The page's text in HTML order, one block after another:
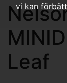
Leaf
vi kan